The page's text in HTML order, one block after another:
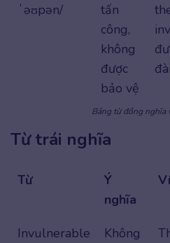
ˈəʊpən/
tấn
công,
không
được
bảo vệ
Bảng từ đồng nghĩa
Từ trái nghĩa
Từ
Ý
nghĩa
Invulnerable
Không